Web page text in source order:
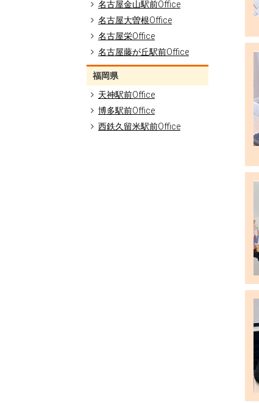
名古屋金山駅前Office
名古屋大曽根Office
名古屋栄Office
名古屋藤が丘駅前Office
福岡県
天神駅前Office
博多駅前Office
西鉄久留米駅前Office